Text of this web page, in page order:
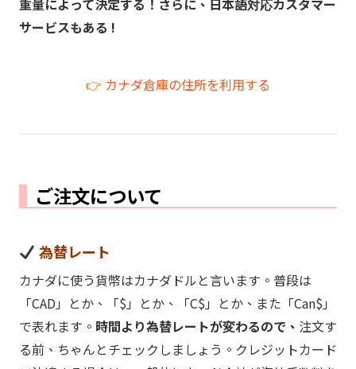
重量によって決定する！さらに、日本語対応カスタマー
サービスもある !
👉 カナダ倉庫の住所を利用する
ご注文について
為替レート
カナダに使う貨幣はカナダドルと言います。普段は
「CAD」とか、「$」とか、「C$」とか、また「Can$」
で表れます。 時間より為替レートが変わるので、 注文す
る前、ちゃんとチェックしましょう。クレジットカード